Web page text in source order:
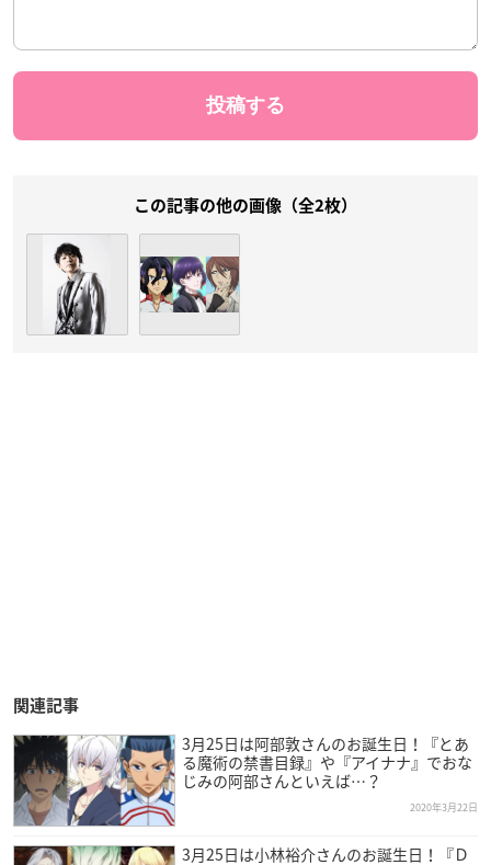
この記事の他の画像（全2枚）
関連記事
3月25日は阿部敦さんのお誕生日！『とあ
る魔術の禁書目録』や『アイナナ』でおな
じみの阿部さんといえば…？
2020年3月22日
3月25日は小林裕介さんのお誕生日！『Ｄ